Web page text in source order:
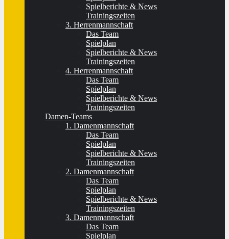
Spielberichte & News
Trainingszeiten
3. Herrenmannschaft
Das Team
Spielplan
Spielberichte & News
Trainingszeiten
4. Herrenmannschaft
Das Team
Spielplan
Spielberichte & News
Trainingszeiten
Damen-Teams
1. Damenmannschaft
Das Team
Spielplan
Spielberichte & News
Trainingszeiten
2. Damenmannschaft
Das Team
Spielplan
Spielberichte & News
Trainingszeiten
3. Damenmannschaft
Das Team
Spielplan